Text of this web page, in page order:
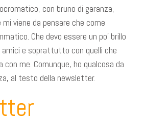
con bruno di garanza,
viene da pensare che come
Che devo essere un po’ brillo
e soprattutto con quelli che
me. Comunque, ho qualcosa da
al testo della newsletter.